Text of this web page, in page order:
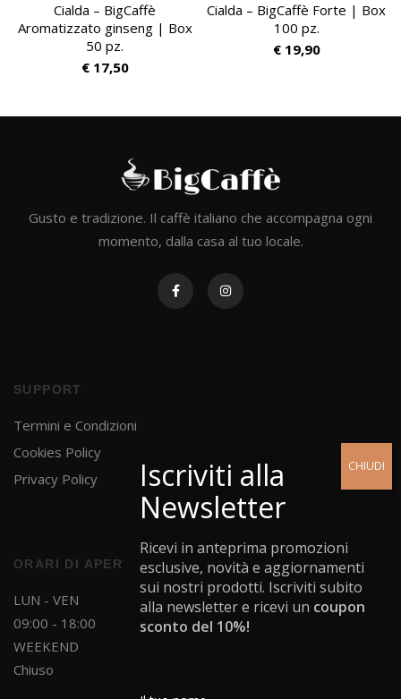
Cialda – BigCaffè
Aromatizzato ginseng | Box
50 pz.
€17,50
Cialda – BigCaffè Forte | Box
100 pz.
€19,90
Gusto e tradizione. Il caffè italiano che accompagna ogni
momento, dalla casa al tuo locale.
SUPPORT
Termini e Condizioni
Cookies Policy
Privacy Policy
ORARI DI APERTURA
LUN - VEN
09:00 - 18:00
WEEKEND
Chiuso
Ricevi in anteprima promozioni
esclusive, novità e aggiornamenti
sui nostri prodotti. Iscriviti subito
alla newsletter e ricevi un coupon
sconto del 10%!